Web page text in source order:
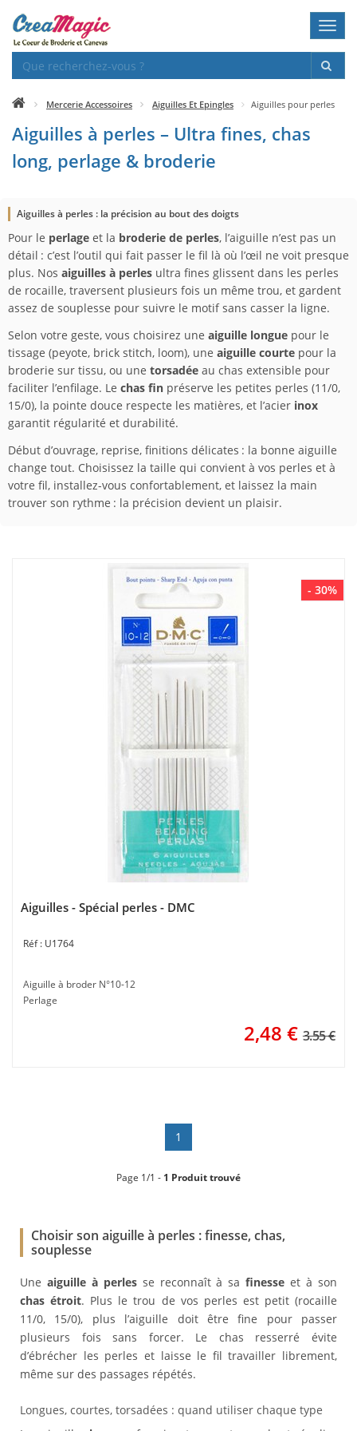
Mercerie Accessoires Aiguilles Et Epingles Aiguilles pour perles
Aiguilles à perles – Ultra fines, chas
long, perlage & broderie
Aiguilles à perles : la précision au bout des doigts
Pour le perlage et la broderie de perles, l’aiguille n’est pas un
détail : c’est l’outil qui fait passer le fil là où l’œil ne voit presque
plus. Nos aiguilles à perles ultra fines glissent dans les perles
de rocaille, traversent plusieurs fois un même trou, et gardent
assez de souplesse pour suivre le motif sans casser la ligne.
Selon votre geste, vous choisirez une aiguille longue pour le
tissage (peyote, brick stitch, loom), une aiguille courte pour la
broderie sur tissu, ou une torsadée au chas extensible pour
faciliter l’enfilage. Le chas fin préserve les petites perles (11/0,
15/0), la pointe douce respecte les matières, et l’acier inox
garantit régularité et durabilité.
Début d’ouvrage, reprise, finitions délicates : la bonne aiguille
change tout. Choisissez la taille qui convient à vos perles et à
votre fil, installez-vous confortablement, et laissez la main
trouver son rythme : la précision devient un plaisir.
- 30%
Aiguilles - Spécial perles - DMC
U1764
Aiguille à broder N°10-12
Perlage
2,48 € 3.55 €
1
Page 1/1 - 1 Produit trouvé
Choisir son aiguille à perles : finesse, chas,
souplesse
Une aiguille à perlesse reconnaît à safinesse et à son
chas étroit. Plus le trou de vos perles est petit (rocaille
11/0, 15/0), plus l’aiguille doit être fine pour passer
plusieurs fois sans forcer. Le chas resserré évite
d’ébrécher les perles et laisse le fil travailler librement,
même sur des passages répétés.
Longues, courtes, torsadées : quand utiliser chaque type